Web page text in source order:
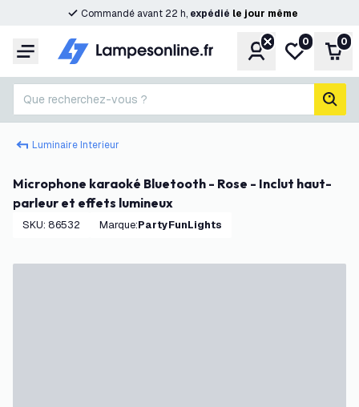
Commandé avant 22 h, expédié le jour même
Menu CompteMa liste de
0 0
Que recherchez-vous ?
Luminaire Interieur
Microphone karaoké Bluetooth - Rose - Inclut haut-
parleur et effets lumineux
SKU: 86532 Marque: PartyFunLights